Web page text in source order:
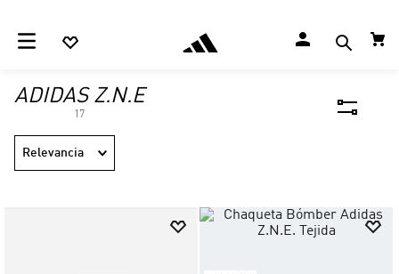
ADIDAS Z.N.E
17
Relevancia